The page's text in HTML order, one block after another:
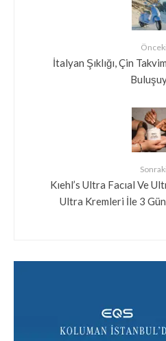
Önceki
İtalyan Şıklığı, Çin
Sonraki
Kıehl’s Ultra Facıal Ve
Ultra Kremleri İle 3